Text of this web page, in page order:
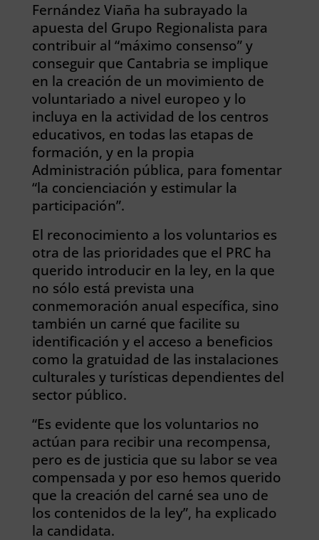
Fernández Viaña ha subrayado la
apuesta del Grupo Regionalista para
contribuir al “máximo consenso” y
conseguir que Cantabria se implique
en la creación de un movimiento de
voluntariado a nivel europeo y lo
incluya en la actividad de los centros
educativos, en todas las etapas de
formación, y en la propia
Administración pública, para fomentar
“la concienciación y estimular la
participación”.
El reconocimiento a los voluntarios es
otra de las prioridades que el PRC ha
querido introducir en la ley, en la que
no sólo está prevista una
conmemoración anual específica, sino
también un carné que facilite su
identificación y el acceso a beneficios
como la gratuidad de las instalaciones
culturales y turísticas dependientes del
sector público.
“Es evidente que los voluntarios no
actúan para recibir una recompensa,
pero es de justicia que su labor se vea
compensada y por eso hemos querido
que la creación del carné sea uno de
los contenidos de la ley”, ha explicado
la candidata.